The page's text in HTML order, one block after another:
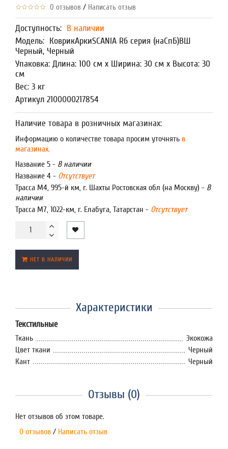
0 отзывов / Написать отзыв
Доступность: В наличии
Модель: КоврикАркиSCANIA R6 серия (наСпБ)ВШ
Черный, Черный
Упаковка: Длина: 100 см x Ширина: 30 см x Высота: 30
см
Вес: 3 кг
Артикул 2100000217854
Наличие товара в розничных магазинах:
Информацию о количестве товара просим уточнять в
магазинах.
Название 5 - В наличии
Название 4 - Отсутствует
Трасса М4, 995-й км, г. Шахты Ростовская обл (на Москву) - В
наличии
Трасса М7, 1022-км, г. Елабуга, Татарстан - Отсутствует
НЕТ В НАЛИЧИИ
Характеристики
Текстильные
Ткань
Экокожа
Цвет ткани
Черный
Кант
Черный
Отзывы (0)
Нет отзывов об этом товаре.
0 отзывов / Написать отзыв